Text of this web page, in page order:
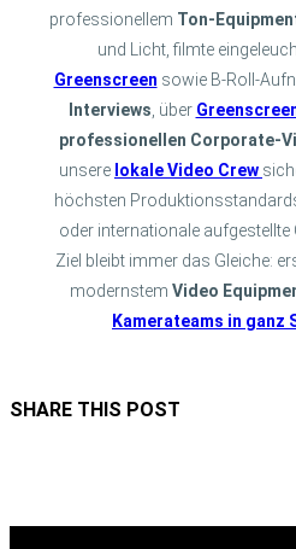
professionellem Ton-
und Licht, filmte
Greenscreen sowie B-Roll-
Interviews , über
professionellen Corporate-
unsere lokale Video Crew
höchsten
oder internationale
Ziel bleibt immer das Gleiche:
modernstem Video
Kamerateams in ganz
SHARE THIS POST